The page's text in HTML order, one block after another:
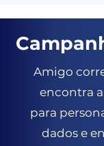
Amigo
encontra
para
dados e